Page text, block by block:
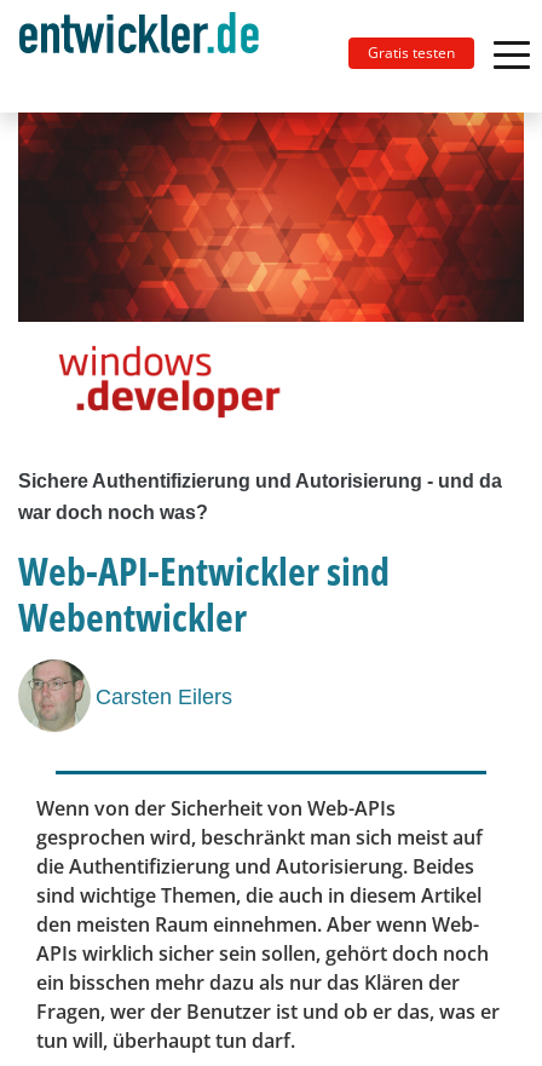
Gratis testen
Sichere Authentifizierung und Autorisierung - und da
war doch noch was?
Web-API-Entwickler sind
Webentwickler
Carsten Eilers
Wenn von der Sicherheit von Web-APIs
gesprochen wird, beschränkt man sich meist auf
die Authentifizierung und Autorisierung. Beides
sind wichtige Themen, die auch in diesem Artikel
den meisten Raum einnehmen. Aber wenn Web-
APIs wirklich sicher sein sollen, gehört doch noch
ein bisschen mehr dazu als nur das Klären der
Fragen, wer der Benutzer ist und ob er das, was er
tun will, überhaupt tun darf.